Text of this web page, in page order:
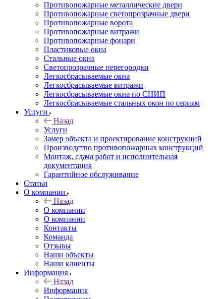
Противопожарные металлические двери
Противопожарные светопрозрачные двери
Противопожарные ворота
Противопожарные витражи
Противопожарные фонари
Пластиковые окна
Стальные окна
Светопрозрачные перегородки
Легкосбрасываемые окна
Легкосбрасываемые витражи
Легкосбрасываемые окна по СНИП
Легкосбрасываемые стальных окон по сериям
Услуги
Назад
Услуги
Замер объекта и проектирование конструкций
Производство противопожарных конструкций
Монтаж, сдача работ и исполнительная
документация
Гарантийное обслуживание
Статьи
О компании
Назад
О компании
О компании
Контакты
Команда
Отзывы
Наши объекты
Наши клиенты
Информация
Назад
Информация